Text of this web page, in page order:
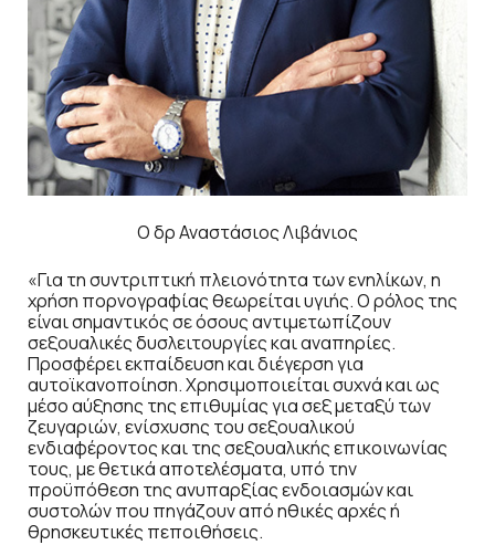
Ο δρ Αναστάσιος Λιβάνιος
«Για τη συντριπτική πλειονότητα των ενηλίκων, η
χρήση πορνογραφίας θεωρείται υγιής. Ο ρόλος της
είναι σημαντικός σε όσους αντιμετωπίζουν
σεξουαλικές δυσλειτουργίες και αναπηρίες.
Προσφέρει εκπαίδευση και διέγερση για
αυτοϊκανοποίηση. Χρησιμοποιείται συχνά και ως
μέσο αύξησης της επιθυμίας για σεξ μεταξύ των
ζευγαριών, ενίσχυσης του σεξουαλικού
ενδιαφέροντος και της σεξουαλικής επικοινωνίας
τους, με θετικά αποτελέσματα, υπό την
προϋπόθεση της ανυπαρξίας ενδοιασμών και
συστολών που πηγάζουν από ηθικές αρχές ή
θρησκευτικές πεποιθήσεις.